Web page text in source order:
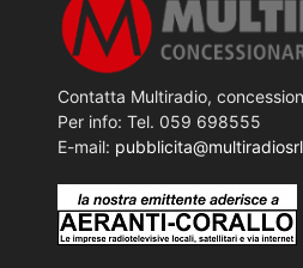
Contatta Multiradio,
Per info: Tel. 059 698555
E-mail: